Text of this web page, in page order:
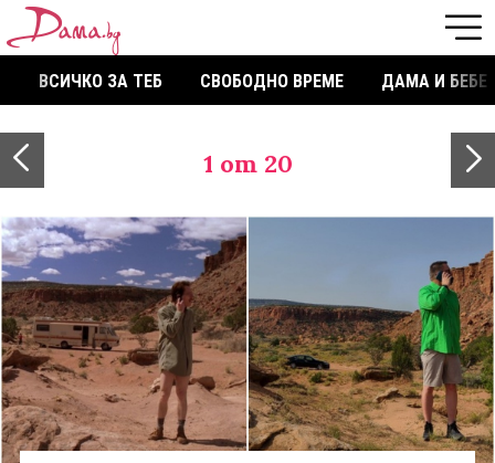
ВСИЧКО ЗА ТЕБ СВОБОДНО ВРЕМЕ ДАМА И БЕБЕ
1 от 20